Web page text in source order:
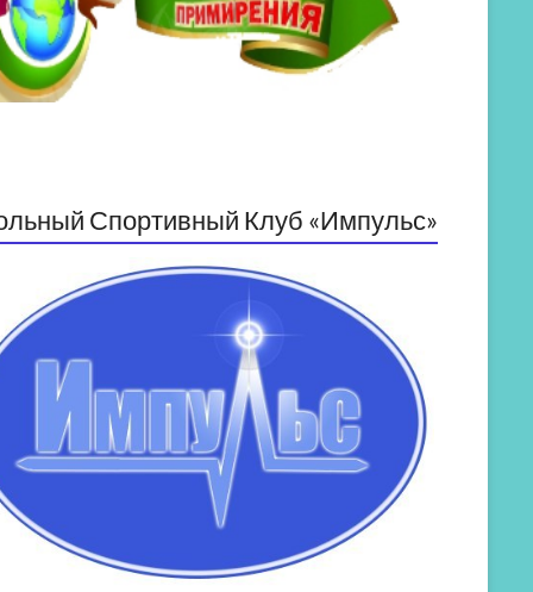
Спортивный Клуб «Импульс»